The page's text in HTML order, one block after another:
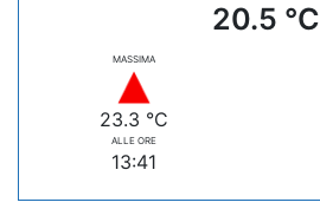
20.5 °C
MASSIMA
23.3 °C
ALLE ORE
13:41